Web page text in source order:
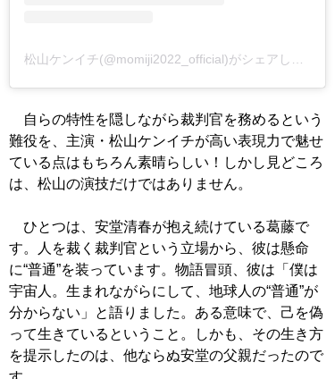
自らの特性を隠しながら裁判官を務めるという
難役を、主演・松山ケンイチが高い表現力で魅せ
ている点はもちろん素晴らしい！しかし見どころ
は、松山の演技だけではありません。
ひとつは、安堂清春が抱え続けている葛藤で
す。人を裁く裁判官という立場から、彼は懸命
に“普通”を装っています。物語冒頭、彼は「僕は
宇宙人。生まれながらにして、地球人の“普通”が
分からない」と語りました。ある意味で、己を偽
って生きているということ。しかも、その生き方
を提示したのは、他ならぬ安堂の父親だったので